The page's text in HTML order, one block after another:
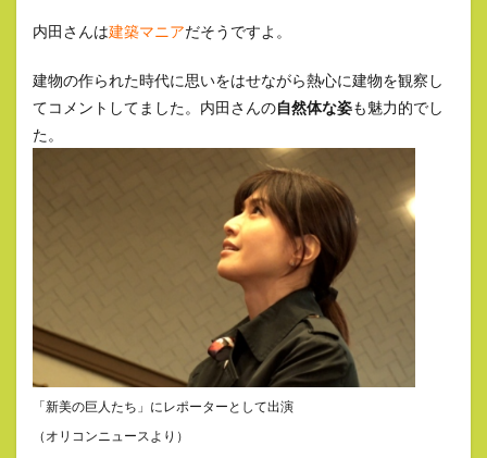
内田さんは建築マニアだそうですよ。
建物の作られた時代に思いをはせながら熱心に建物を観察し
てコメントしてました。内田さんの自然体な姿も魅力的でし
た。
「新美の巨人たち」にレポーターとして出演
（オリコンニュースより）